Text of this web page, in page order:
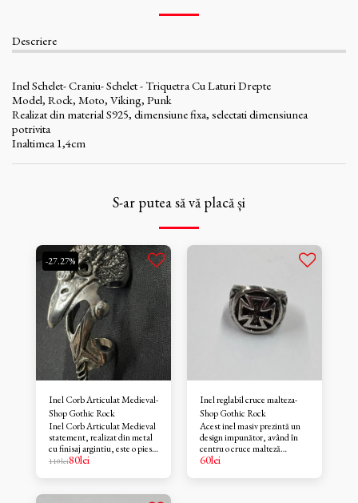
Descriere
Inel Schelet- Craniu- Schelet - Triquetra Cu Laturi Drepte
Model, Rock, Moto, Viking, Punk
Realizat din material S925, dimensiune fixa, selectati dimensiunea
potrivita
Inaltimea 1,4cm
S-ar putea să vă placă și
-27.27%
Inel Corb Articulat Medieval-
Shop Gothic Rock
Inel Corb Articulat Medieval
statement, realizat din metal
cu finisaj argintiu, este o piesă
remarcabilă și unică, având
detaliat, cu texturi complexe
care imită penele. Designul
110lei80lei
Inel reglabil cruce malteza-
Shop Gothic Rock
Acest inel masiv prezintă un
design impunător, având în
centru o cruce malteză
sculptată cu detalii
nuanță de argint antic,
60lei